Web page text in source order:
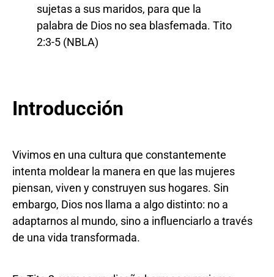
sujetas a sus maridos, para que la
palabra de Dios no sea blasfemada. Tito
2:3-5 (NBLA)
Introducción
Vivimos en una cultura que constantemente
intenta moldear la manera en que las mujeres
piensan, viven y construyen sus hogares. Sin
embargo, Dios nos llama a algo distinto: no a
adaptarnos al mundo, sino a influenciarlo a través
de una vida transformada.